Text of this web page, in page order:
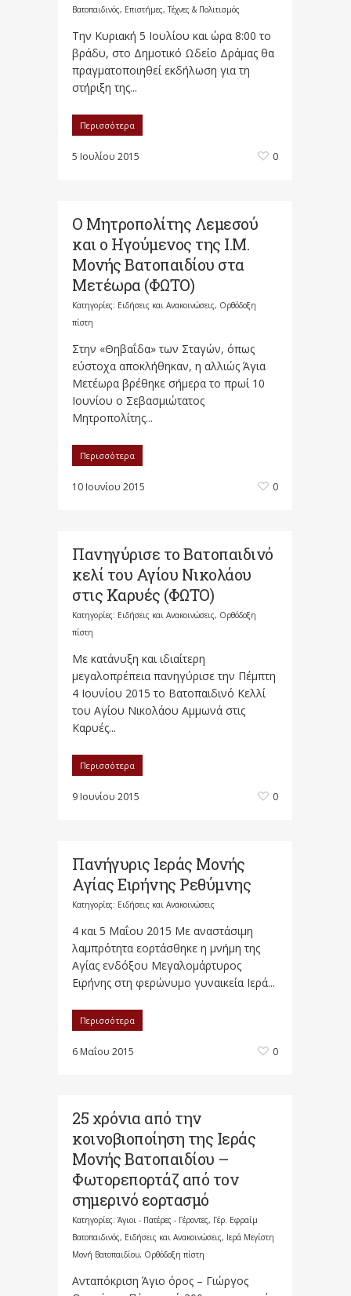
Βατοπαιδινός, Επιστήμες, Τέχνες & Πολιτισμός
Την Κυριακή 5 Ιουλίου και ώρα 8:00 το
βράδυ, στο Δημοτικό Ωδείο Δράμας θα
πραγματοποιηθεί εκδήλωση για τη
στήριξη της...
Περισσότερα
5 Ιουλίου 2015 0
Ο Μητροπολίτης Λεμεσού
και ο Ηγούμενος της Ι.Μ.
Μονής Βατοπαιδίου στα
Μετέωρα (ΦΩΤΟ)
Κατηγορίες: Ειδήσεις και Ανακοινώσεις, Ορθόδοξη
πίστη
Στην «Θηβαΐδα» των Σταγών, όπως
εύστοχα αποκλήθηκαν, η αλλιώς Άγια
Μετέωρα βρέθηκε σήμερα το πρωί 10
Ιουνίου ο Σεβασμιώτατος
Μητροπολίτης...
Περισσότερα
10 Ιουνίου 2015 0
Πανηγύρισε το Βατοπαιδινό
κελί του Αγίου Νικολάου
στις Καρυές (ΦΩΤΟ)
Κατηγορίες: Ειδήσεις και Ανακοινώσεις, Ορθόδοξη
πίστη
Με κατάνυξη και ιδιαίτερη
μεγαλοπρέπεια πανηγύρισε την Πέμπτη
4 Ιουνίου 2015 το Βατοπαιδινό Κελλί
του Αγίου Νικολάου Αμμωνά στις
Καρυές...
Περισσότερα
9 Ιουνίου 2015 0
Πανήγυρις Ιεράς Μονής
Αγίας Ειρήνης Ρεθύμνης
Κατηγορίες: Ειδήσεις και Ανακοινώσεις
4 και 5 Μαΐου 2015 Με αναστάσιμη
λαμπρότητα εορτάσθηκε η μνήμη της
Αγίας ενδόξου Μεγαλομάρτυρος
Ειρήνης στη φερώνυμο γυναικεία Ιερά...
Περισσότερα
6 Μαΐου 2015 0
25 χρόνια από την
κοινοβιοποίηση της Ιεράς
Μονής Βατοπαιδίου –
Φωτορεπορτάζ από τον
σημερινό εορτασμό
Κατηγορίες: Άγιοι - Πατέρες - Γέροντες, Γέρ. Εφραίμ
Βατοπαιδινός, Ειδήσεις και Ανακοινώσεις, Ιερά Μεγίστη
Μονή Βατοπαιδίου, Ορθόδοξη πίστη
Ανταπόκριση Άγιο όρος – Γιώργος